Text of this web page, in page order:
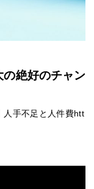
の絶好のチャン
人手不足と人件費htt